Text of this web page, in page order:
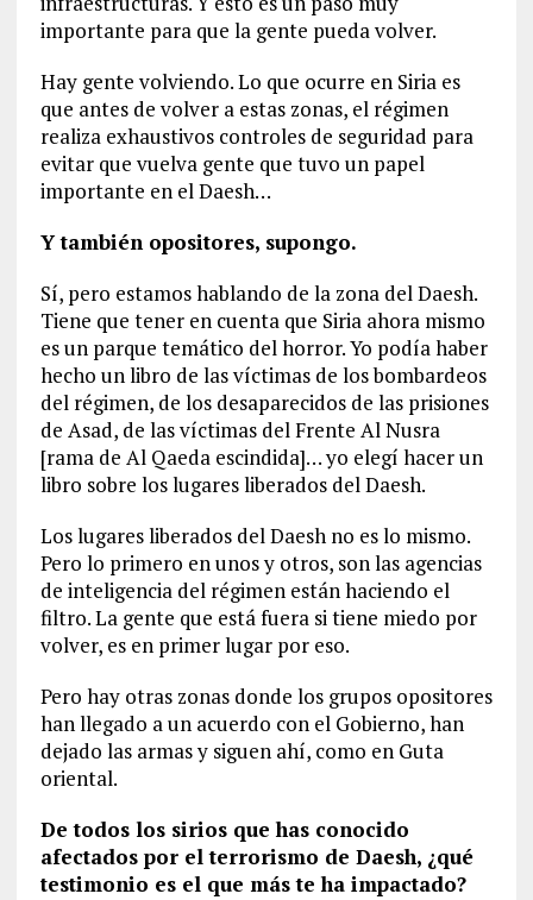
importante para que la gente pueda volver.
Hay gente volviendo. Lo que ocurre en Siria es
que antes de volver a estas zonas, el régimen
realiza exhaustivos controles de seguridad para
evitar que vuelva gente que tuvo un papel
importante en el Daesh…
Y también opositores, supongo.
Sí, pero estamos hablando de la zona del Daesh.
Tiene que tener en cuenta que Siria ahora mismo
es un parque temático del horror. Yo podía haber
hecho un libro de las víctimas de los bombardeos
del régimen, de los desaparecidos de las prisiones
de Asad, de las víctimas del Frente Al Nusra
[rama de Al Qaeda escindida]… yo elegí hacer un
libro sobre los lugares liberados del Daesh.
Los lugares liberados del Daesh no es lo mismo.
Pero lo primero en unos y otros, son las agencias
de inteligencia del régimen están haciendo el
filtro. La gente que está fuera si tiene miedo por
volver, es en primer lugar por eso.
Pero hay otras zonas donde los grupos opositores
han llegado a un acuerdo con el Gobierno, han
dejado las armas y siguen ahí, como en Guta
oriental.
De todos los sirios que has conocido
afectados por el terrorismo de Daesh, ¿qué
testimonio es el que más te ha impactado?